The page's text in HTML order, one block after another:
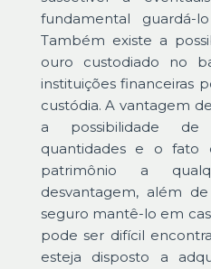
fundamental guardá-
Também existe a
ouro custodiado no
instituições financeiras
custódia. A vantagem
a possibilidade de
quantidades e o fato
patrimônio a
desvantagem, além
seguro mantê-lo em
pode ser difícil
esteja disposto a